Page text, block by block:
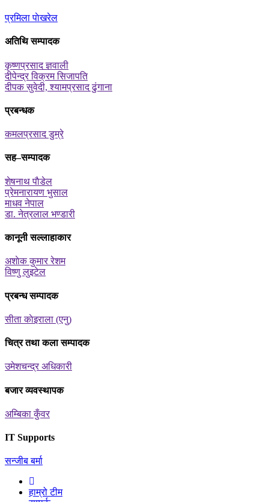
प्रमिला पाेखरेल
अतिथि सम्पादक
कृष्णप्रसाद ज्ञवाली
दीपेन्द्र विक्रम सिजापति
दीपक सुवेदी, श्यामप्रसाद ढुंगाना
प्रबन्धक
कमलप्रसाद डुम्रे
सह–सम्पादक
शेषनाथ पाैडेल
प्रेमनारायण भुसाल
माधव नेपाल
डा. नेत्रलाल भण्डारी
कानूनी सल्लाहाकार
अशाेक कुमार रेशम
विष्णु लुइटेल
प्रबन्ध सम्पादक
सीता काेइराला (एनु)
चित्र तथा कला सम्पादक
उमेशचन्द्र अधिकारी
बजार व्यवस्थापक
अम्बिका कुँवर
IT Supports
सन्जीब बर्मा
हाम्रो टीम